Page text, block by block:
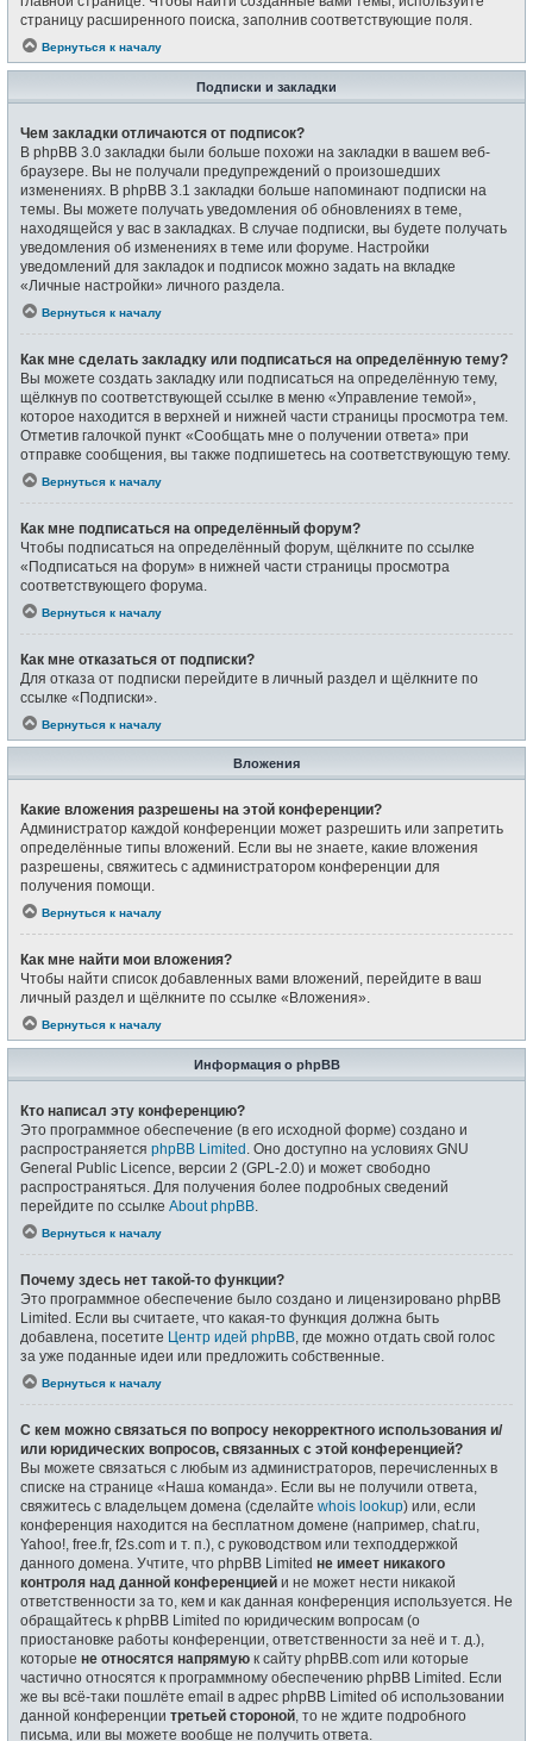
страницу расширенного поиска, заполнив соответствующие поля.
Вернуться к началу
Подписки и закладки
Чем закладки отличаются от подписок?
В phpBB 3.0 закладки были больше похожи на закладки в вашем веб-
браузере. Вы не получали предупреждений о произошедших
изменениях. В phpBB 3.1 закладки больше напоминают подписки на
темы. Вы можете получать уведомления об обновлениях в теме,
находящейся у вас в закладках. В случае подписки, вы будете получать
уведомления об изменениях в теме или форуме. Настройки
уведомлений для закладок и подписок можно задать на вкладке
«Личные настройки» личного раздела.
Вернуться к началу
Как мне сделать закладку или подписаться на определённую тему?
Вы можете создать закладку или подписаться на определённую тему,
щёлкнув по соответствующей ссылке в меню «Управление темой»,
которое находится в верхней и нижней части страницы просмотра тем.
Отметив галочкой пункт «Сообщать мне о получении ответа» при
отправке сообщения, вы также подпишетесь на соответствующую тему.
Вернуться к началу
Как мне подписаться на определённый форум?
Чтобы подписаться на определённый форум, щёлкните по ссылке
«Подписаться на форум» в нижней части страницы просмотра
соответствующего форума.
Вернуться к началу
Как мне отказаться от подписки?
Для отказа от подписки перейдите в личный раздел и щёлкните по
ссылке «Подписки».
Вернуться к началу
Вложения
Какие вложения разрешены на этой конференции?
Администратор каждой конференции может разрешить или запретить
определённые типы вложений. Если вы не знаете, какие вложения
разрешены, свяжитесь с администратором конференции для
получения помощи.
Вернуться к началу
Как мне найти мои вложения?
Чтобы найти список добавленных вами вложений, перейдите в ваш
личный раздел и щёлкните по ссылке «Вложения».
Вернуться к началу
Информация о phpBB
Кто написал эту конференцию?
Это программное обеспечение (в его исходной форме) создано и
распространяется phpBB Limited . Оно доступно на условиях GNU
General Public Licence, версии 2 (GPL-2.0) и может свободно
распространяться. Для получения более подробных сведений
перейдите по ссылке About phpBB
Вернуться к началу
Почему здесь нет такой-то функции?
Это программное обеспечение было создано и лицензировано phpBB
Limited. Если вы считаете, что какая-то функция должна быть
добавлена, посетите Центр идей phpBB , где можно отдать свой голос
за уже поданные идеи или предложить собственные.
Вернуться к началу
С кем можно связаться по вопросу некорректного использования и/
или юридических вопросов, связанных с этой конференцией?
Вы можете связаться с любым из администраторов, перечисленных в
списке на странице «Наша команда». Если вы не получили ответа,
свяжитесь с владельцем домена (сделайте whois lookup) или, если
конференция находится на бесплатном домене (например, chat.ru,
Yahoo!, free.fr, f2s.com и т. п.), с руководством или техподдержкой
данного домена. Учтите, что phpBB Limited не имеет никакого
контроля над данной конференцией и не может нести никакой
ответственности за то, кем и как данная конференция используется. Не
обращайтесь к phpBB Limited по юридическим вопросам (о
приостановке работы конференции, ответственности за неё и т. д.),
которые не относятся напрямую к сайту phpBB.com или которые
частично относятся к программному обеспечению phpBB Limited. Если
же вы всё-таки пошлёте email в адрес phpBB Limited об использовании
данной конференции третьей стороной , то не ждите подробного
письма, или вы можете вообще не получить ответа.